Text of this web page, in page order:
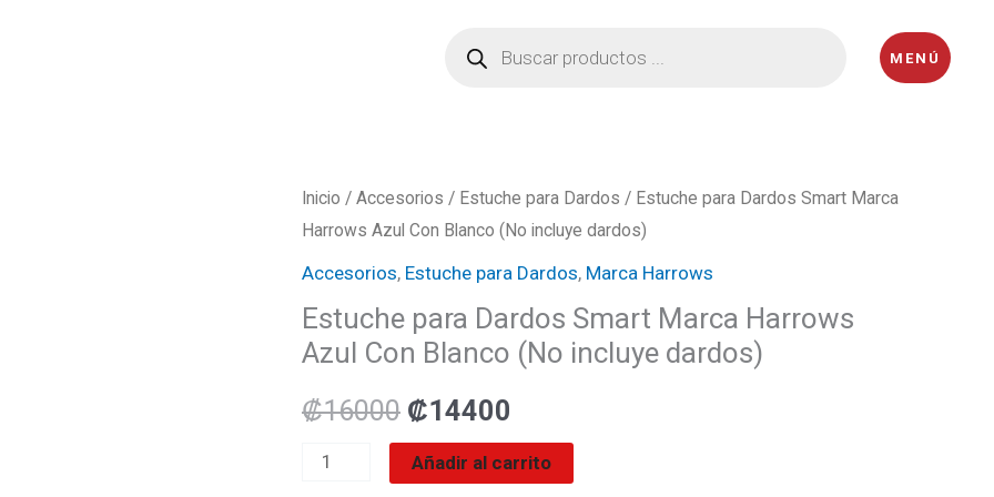
productos
MENÚ
Inicio / Accesorios / Estuche para Dardos / Estuche para Dardos Smart Marca
Harrows Azul Con Blanco (No incluye dardos)
Accesorios, Estuche para Dardos, Marca Harrows
Estuche para Dardos Smart Marca Harrows
Azul Con Blanco (No incluye dardos)
₡16000
El
precio
original
era:
₡16000.
₡14400
El
precio
actual
es:
Estuche
para
Dardos
Marca
Harrows
Azul
Blanco
Añadir al carrito